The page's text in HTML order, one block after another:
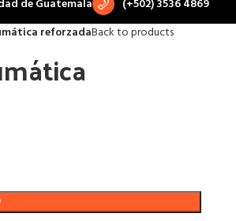
de Guatemala
(+502) 3536 4869
reforzadaBack to products